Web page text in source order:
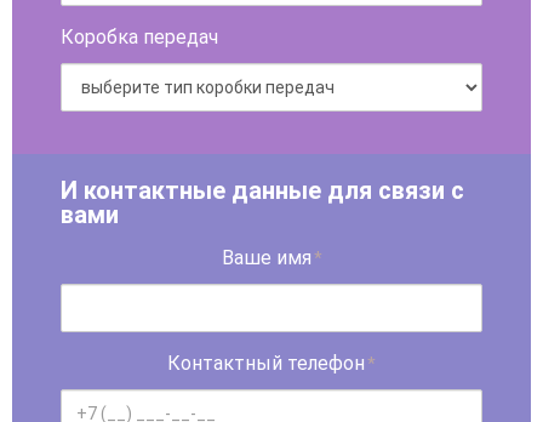
Коробка передач
И контактные данные для связи с
вами
Ваше имя *
Контактный телефон *